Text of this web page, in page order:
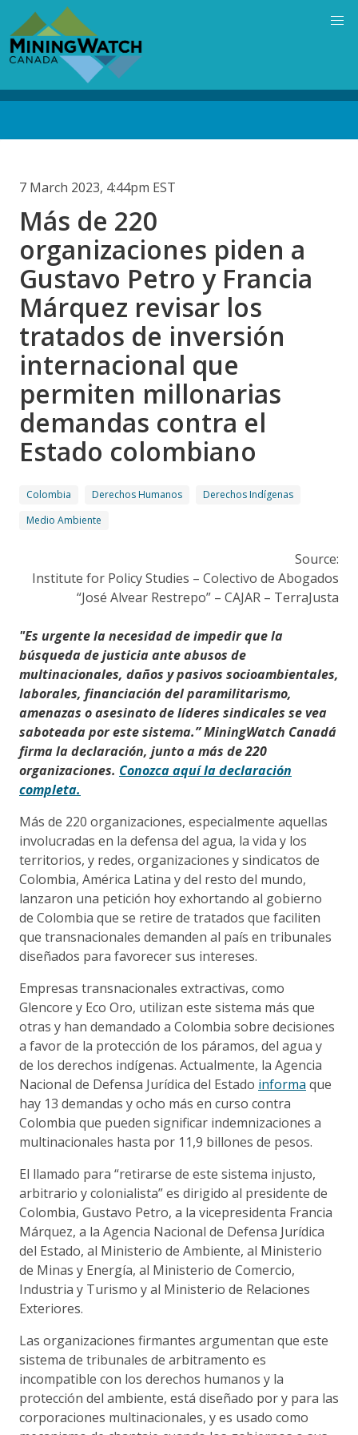
main
content
7 March 2023, 4:44pm EST
Más de 220
organizaciones piden a
Gustavo Petro y Francia
Márquez revisar los
tratados de inversión
internacional que
permiten millonarias
demandas contra el
Estado colombiano
Colombia Derechos Humanos
Derechos Indígenas
Medio Ambiente
Source:
Institute for Policy Studies – Colectivo de Abogados
“José Alvear Restrepo” – CAJAR – TerraJusta
"Es urgente la necesidad de impedir que la
búsqueda de justicia ante abusos de
multinacionales, daños y pasivos socioambientales,
laborales, financiación del paramilitarismo,
amenazas o asesinato de líderes sindicales se vea
saboteada por este sistema.” MiningWatch Canadá
firma la declaración, junto a más de 220
organizaciones. Conozca aquí la declaración
completa.
Más de 220 organizaciones, especialmente aquellas
involucradas en la defensa del agua, la vida y los
territorios, y redes, organizaciones y sindicatos de
Colombia, América Latina y del resto del mundo,
lanzaron una petición hoy exhortando al gobierno
de Colombia que se retire de tratados que faciliten
que transnacionales demanden al país en tribunales
diseñados para favorecer sus intereses.
Empresas transnacionales extractivas, como
Glencore y Eco Oro, utilizan este sistema más que
otras y han demandado a Colombia sobre decisiones
a favor de la protección de los páramos, del agua y
de los derechos indígenas. Actualmente, la Agencia
Nacional de Defensa Jurídica del Estado informa que
hay 13 demandas y ocho más en curso contra
Colombia que pueden significar indemnizaciones a
multinacionales hasta por 11,9 billones de pesos.
El llamado para “retirarse de este sistema injusto,
arbitrario y colonialista” es dirigido al presidente de
Colombia, Gustavo Petro, a la vicepresidenta Francia
Márquez, a la Agencia Nacional de Defensa Jurídica
del Estado, al Ministerio de Ambiente, al Ministerio
de Minas y Energía, al Ministerio de Comercio,
Industria y Turismo y al Ministerio de Relaciones
Exteriores.
Las organizaciones firmantes argumentan que este
sistema de tribunales de arbitramento es
incompatible con los derechos humanos y la
protección del ambiente, está diseñado por y para las
corporaciones multinacionales, y es usado como